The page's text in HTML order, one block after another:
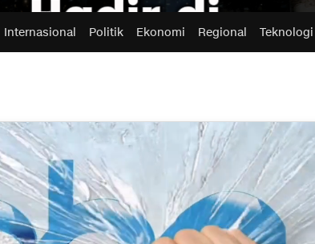
Internasional Politik Ekonomi Regional Teknologi